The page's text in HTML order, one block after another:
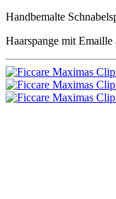
Handbemalte
Haarspange mit